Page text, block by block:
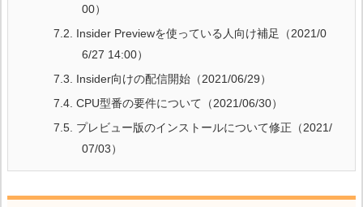
00）
7.2.
Insider Previewを使っている人向け補足（2021/0
6/27 14:00）
7.3.
Insider向けの配信開始（2021/06/29）
7.4. CPU型番の要件について（2021/06/30）
7.5. プレビュー版のインストールについて修正（2021/
07/03）